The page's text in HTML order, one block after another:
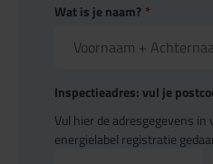
Wat is je naam? *
Inspectieadres: vul je
Vul hier de adresgegevens
energielabel registratie